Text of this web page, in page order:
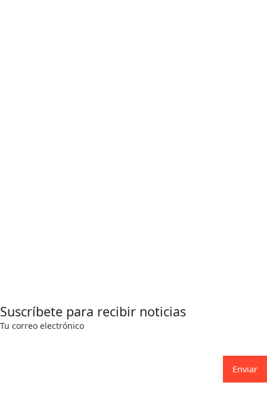
Suscríbete para recibir noticias
Tu correo electrónico
Enviar